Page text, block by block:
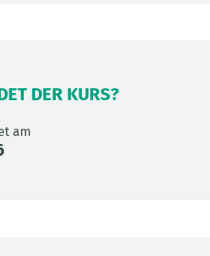
DER KURS?
am